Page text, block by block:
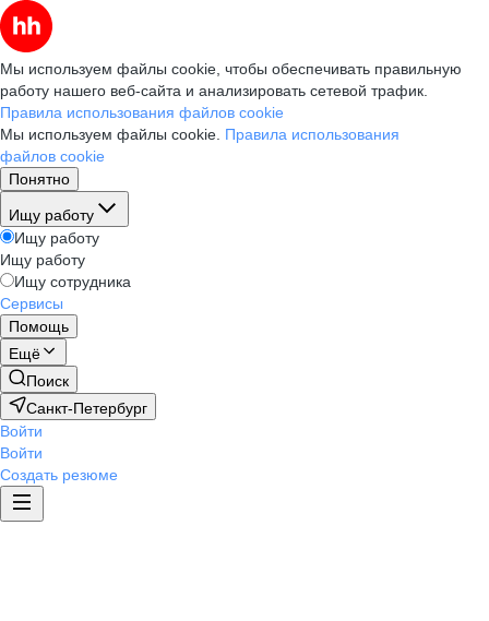
Мы используем файлы cookie, чтобы обеспечивать правильную
работу нашего веб-сайта и анализировать сетевой трафик.
Правила использования файлов cookie
Мы используем файлы cookie. Правила использования
файлов cookie
Понятно
Ищу работу
Ищу работу
Ищу работу
Ищу сотрудника
Сервисы
Помощь
Ещё
Поиск
Санкт-Петербург
Войти
Войти
Создать резюме